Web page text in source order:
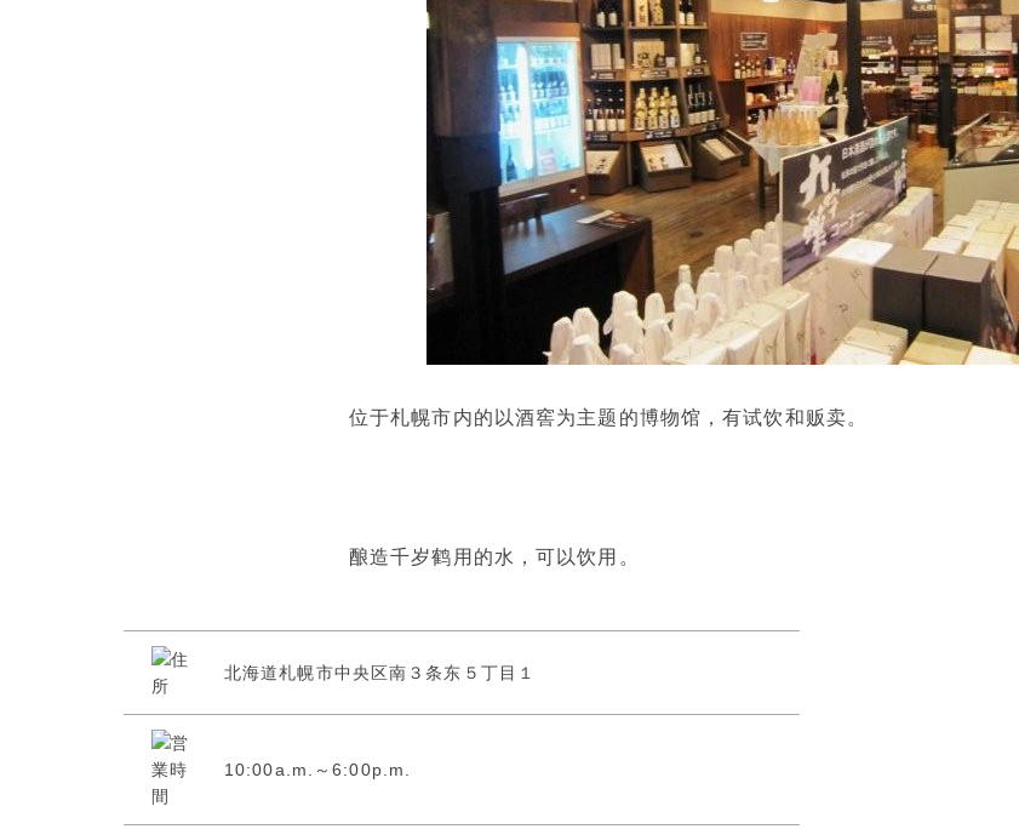
位于札幌市内的以酒窖为主题的博物馆，有试饮和贩卖。
酿造千岁鹤用的水，可以饮用。
北海道札幌市中央区南３条东５丁目１
10:00a.m.～6:00p.m.